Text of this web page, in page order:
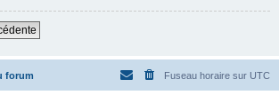
forum Fuseau horaire sur UTC